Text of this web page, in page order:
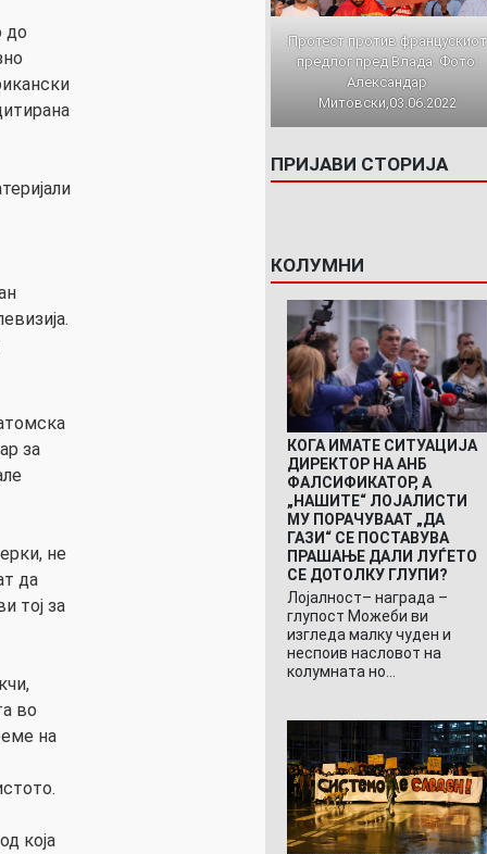
до
за
не
да
тој за
во
на
која
Протест против францускиот
предлог пред Влада. Фото:
Александар
Митовски,03.06.2022
ПРИЈАВИ СТОРИЈА
КОЛУМНИ
КОГА ИМАТЕ СИТУАЦИЈА
ДИРЕКТОР НА АНБ
ФАЛСИФИКАТОР, А
„НАШИТЕ“ ЛОЈАЛИСТИ
МУ ПОРАЧУВААТ „ДА
ГАЗИ“ СЕ ПОСТАВУВА
ПРАШАЊЕ ДАЛИ ЛУЃЕТО
СЕ ДОТОЛКУ ГЛУПИ?
Лојалност– награда –
глупост Можеби ви
изгледа малку чуден и
неспоив насловот на
колумната но…